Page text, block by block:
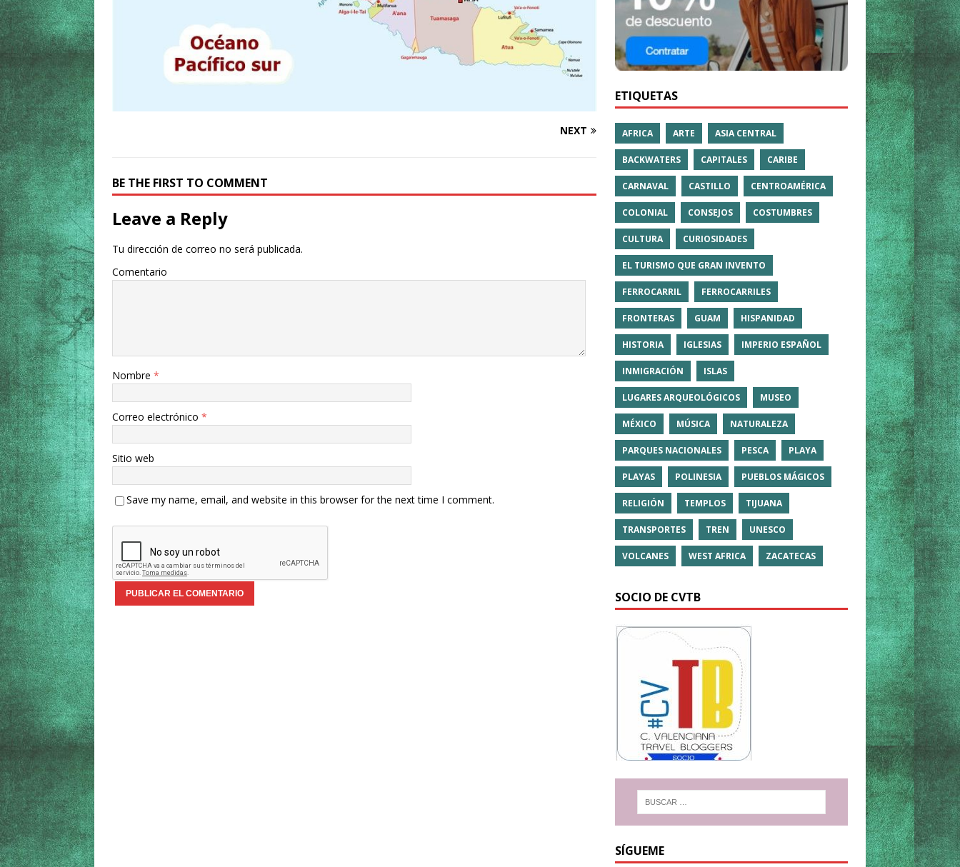
NEXT
BE THE FIRST TO COMMENT
Leave a Reply
Tu dirección de correo no será publicada.
Comentario
Nombre *
Correo electrónico *
Sitio web
Save my name, email, and website in this browser for the next time I comment.
ETIQUETAS
AFRICA ARTE ASIA CENTRAL
BACKWATERS CAPITALES CARIBE
CARNAVAL CASTILLO CENTROAMÉRICA
COLONIAL CONSEJOS COSTUMBRES
CULTURA CURIOSIDADES
EL TURISMO QUE GRAN INVENTO
FERROCARRIL FERROCARRILES
FRONTERAS GUAM HISPANIDAD
HISTORIA IGLESIAS IMPERIO ESPAÑOL
INMIGRACIÓN ISLAS
LUGARES ARQUEOLÓGICOS MUSEO
MÉXICO MÚSICA NATURALEZA
PARQUES NACIONALES PESCA PLAYA
PLAYAS POLINESIA PUEBLOS MÁGICOS
RELIGIÓN TEMPLOS TIJUANA
TRANSPORTES TREN UNESCO
VOLCANES WEST AFRICA ZACATECAS
SOCIO DE CVTB
SÍGUEME